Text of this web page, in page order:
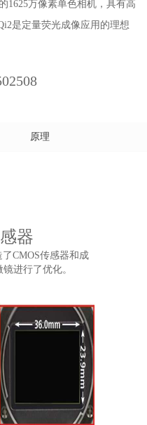
1625万像素单色相机，具有高
是定量荧光成像应用的理想
原理
器
CMOS传感器和成
进行了优化。